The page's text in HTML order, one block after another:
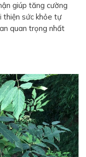
giúp tăng cường
thiện sức khỏe tự
quan trọng nhất
vụ lọc máu,